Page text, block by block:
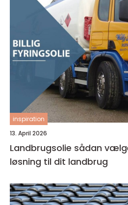
inspiration
13. April 2026
Landbrugsolie sådan vælger du den rigtige
løsning til dit landbrug